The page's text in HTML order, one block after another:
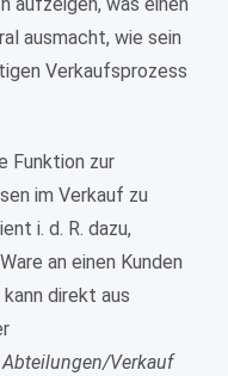
ausmacht, wie sein
Verkaufsprozess
Funktion zur
im Verkauf zu
i. d. R. dazu,
an einen Kunden
direkt aus
Abteilungen/Verkauf